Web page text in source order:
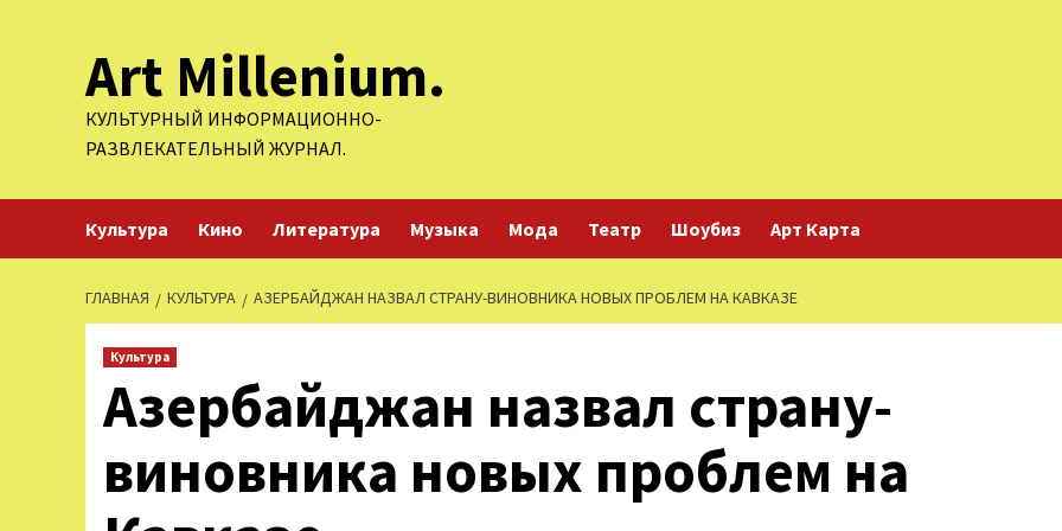
содержимомуArt Millenium.
КУЛЬТУРНЫЙ ИНФОРМАЦИОННО-
РАЗВЛЕКАТЕЛЬНЫЙ ЖУРНАЛ.
Культура Кино Литература Музыка Мода Театр Шоубиз Арт Карта
ГЛАВНАЯ КУЛЬТУРА АЗЕРБАЙДЖАН НАЗВАЛ СТРАНУ-ВИНОВНИКА НОВЫХ ПРОБЛЕМ НА КАВКАЗЕ
Культура
Азербайджан назвал страну-
виновника новых проблем на